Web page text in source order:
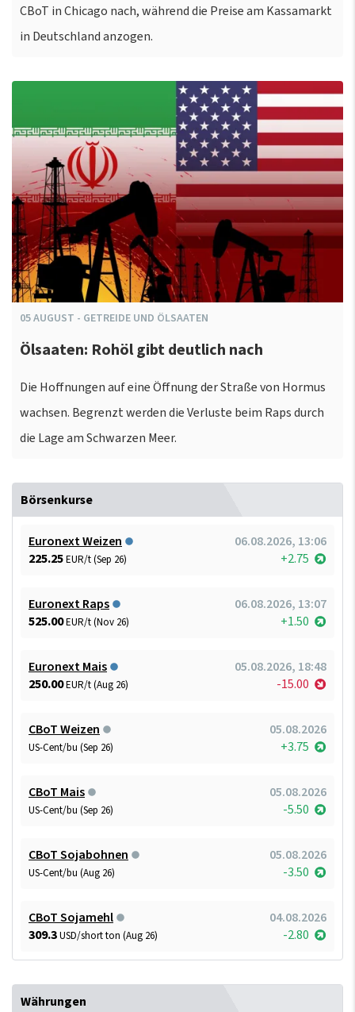
CBoT in Chicago nach, während die Preise am Kassamarkt
in Deutschland anzogen.
05AUGUST - GETREIDE UND ÖLSAATEN
Ölsaaten: Rohöl gibt deutlich nach
Die Hoffnungen auf eine Öffnung der Straße von Hormus
wachsen. Begrenzt werden die Verluste beim Raps durch
die Lage am Schwarzen Meer.
Börsenkurse
Euronext Weizen
06.08.2026, 13:06
225.25EUR/t (Sep 26) +2.75
Euronext Raps
06.08.2026, 13:07
525.00EUR/t (Nov 26) +1.50
Euronext Mais
05.08.2026, 18:48
250.00EUR/t (Aug 26) -15.00
CBoT Weizen 05.08.2026
US-Cent/bu (Sep 26) +3.75
CBoT Mais 05.08.2026
US-Cent/bu (Sep 26) -5.50
CBoT Sojabohnen 05.08.2026
US-Cent/bu (Aug 26) -3.50
CBoT Sojamehl
04.08.2026
309.3USD/short ton (Aug 26) -2.80
Währungen